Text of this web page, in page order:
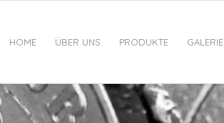
HOME ÜBER UNS PRODUKTE GALERIE